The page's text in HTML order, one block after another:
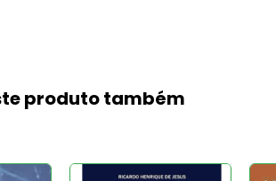
produto também